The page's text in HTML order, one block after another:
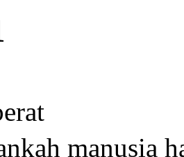
manusia